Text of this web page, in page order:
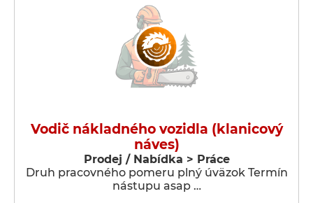
Vodič nákladného vozidla (klanicový
náves)
Prodej / Nabídka > Práce
Druh pracovného pomeru plný úväzok Termín
nástupu asap …